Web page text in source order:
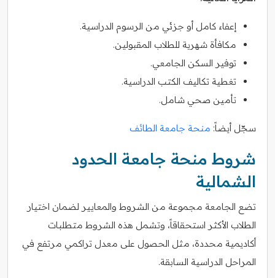
إعفاء كامل أو جزئي من الرسوم الدراسية.
مكافأة شهرية للطلاب المقبولين.
توفير السكن الجامعي.
تغطية تكاليف الكتب الدراسية.
تأمين صحي شامل.
سجّل أيضاً: منحة جامعة الطائف
شروط منحة جامعة الحدود
الشمالية
تضع الجامعة مجموعة من الشروط والمعايير لضمان اختيار
الطلاب الأكثر استحقاقاً، وتشمل هذه الشروط متطلبات
أكاديمية محددة، مثل الحصول على معدل تراكمي مرتفع في
المراحل الدراسية السابقة.